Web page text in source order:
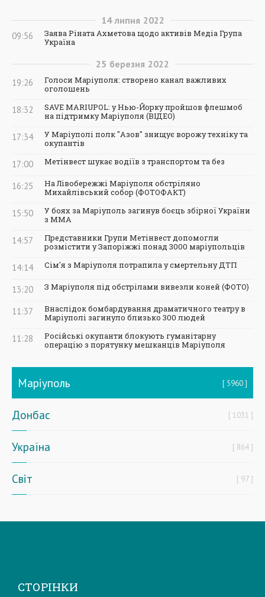
14 липня 2022
09:56
Заява Ріната Ахметова щодо активів Медіа Група
Україна
25 березня 2022
19:26
Голоси Маріуполя: створено канал важливих
оголошень
18:32
SAVE MARIUPOL: у Нью-Йорку пройшов флешмоб
на підтримку Маріуполя (ВІДЕО)
17:34
У Маріуполі полк "Азов" знищує ворожу техніку та
окупантів
17:00 Метінвест шукає водіїв з транспортом та без
16:25
На Лівобережжі Маріуполя обстріляно
Михайлівський собор (ФОТОФАКТ)
15:50
У боях за Маріуполь загинув боєць збірної України
з ММА
14:57
Представники Групи Метінвест допомогли
розмістити у Запоріжжі понад 3000 маріупольців
14:14 Сім'я з Маріуполя потрапила у смертельну ДТП
13:20 З Маріуполя під обстрілами вивезли коней (ФОТО)
11:37
Внаслідок бомбардування драматичного театру в
Маріуполі загинуло близько 300 людей
11:28
Російські окупанти блокують гуманітарну
операцію з порятунку мешканців Маріуполя
Маріуполь 5960
Донбас 1031
Україна 864
Світ 97
СТОРІНКИ